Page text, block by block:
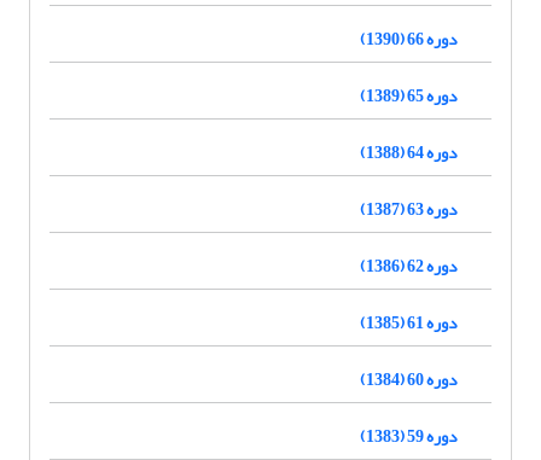
دوره 66 (1390)
دوره 65 (1389)
دوره 64 (1388)
دوره 63 (1387)
دوره 62 (1386)
دوره 61 (1385)
دوره 60 (1384)
دوره 59 (1383)